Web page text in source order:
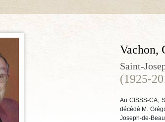
Vachon,
Saint-
(1925-
Au CISSS-CA,
décédé M.
Joseph-de-